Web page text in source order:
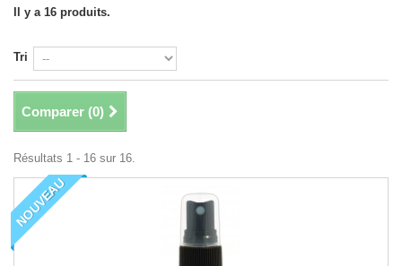
Il y a 16 produits.
Tri
Comparer (0)
Résultats 1 - 16 sur 16.
NOUVEAU